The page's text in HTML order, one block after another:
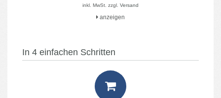
anzeigen
inkl. MwSt. zzgl. Versand
In 4 einfachen Schritten